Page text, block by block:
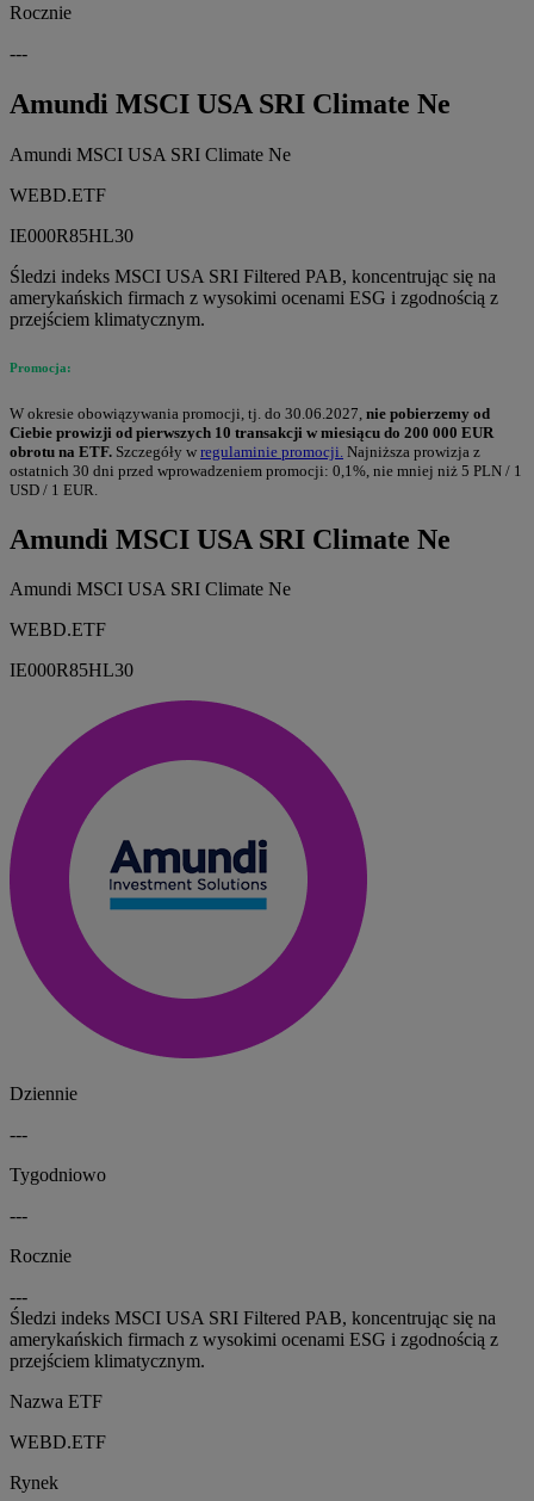
Rocznie
---
Amundi MSCI USA SRI Climate Ne
Amundi MSCI USA SRI Climate Ne
WEBD.ETF
IE000R85HL30
Śledzi indeks MSCI USA SRI Filtered PAB, koncentrując się na
amerykańskich firmach z wysokimi ocenami ESG i zgodnością z
przejściem klimatycznym.
Promocja:
W okresie obowiązywania promocji, tj. do 30.06.2027, nie pobierzemy od
Ciebie prowizji od pierwszych 10 transakcji w miesiącu do 200 000 EUR
obrotu na ETF. Szczegóły w regulaminie promocji. Najniższa prowizja z
ostatnich 30 dni przed wprowadzeniem promocji: 0,1%, nie mniej niż 5 PLN / 1
USD / 1 EUR.
Amundi MSCI USA SRI Climate Ne
Amundi MSCI USA SRI Climate Ne
WEBD.ETF
IE000R85HL30
Dziennie
---
Tygodniowo
---
Rocznie
---
Śledzi indeks MSCI USA SRI Filtered PAB, koncentrując się na
amerykańskich firmach z wysokimi ocenami ESG i zgodnością z
przejściem klimatycznym.
Nazwa ETF
WEBD.ETF
Rynek